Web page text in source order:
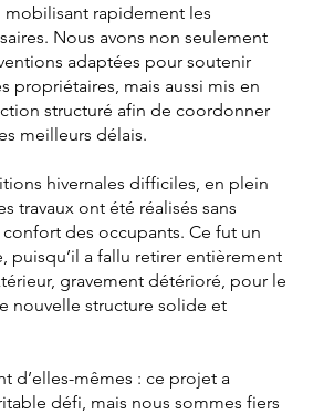
mobilisant rapidement les
Nous avons non seulement
adaptées pour soutenir
propriétaires, mais aussi mis en
structuré afin de coordonner
meilleurs délais.
hivernales difficiles, en plein
travaux ont été réalisés sans
des occupants. Ce fut un
puisqu’il a fallu retirer entièrement
gravement détérioré, pour le
nouvelle structure solide et
d’elles-mêmes : ce projet a
défi, mais nous sommes fiers